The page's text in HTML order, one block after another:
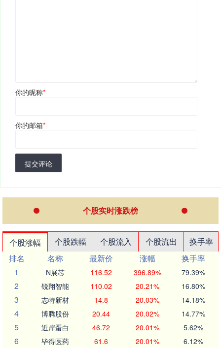
你的昵称*
你的邮箱*
提交评论
个股实时涨跌榜
个股涨幅 个股跌幅 个股流入 个股流出
换手率
排名
名称 最新价 涨幅
换手率
1
N展芯 116.52 396.89% 79.39%
2 锐翔智能 110.02 20.21% 16.80%
3 志特新材 14.8 20.03% 14.18%
4 博腾股份 20.44 20.02% 14.77%
5 近岸蛋白 46.72 20.01% 5.62%
6 毕得医药 61.6 20.01% 6.12%